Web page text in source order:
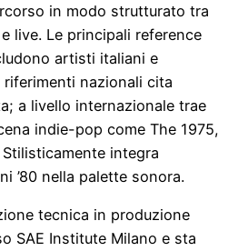
in modo strutturato tra
live. Le principali reference
artisti italiani e
nazionali cita
a livello internazionale trae
indie-pop come The 1975,
integra
’80 nella palette sonora.
tecnica in produzione
SAE Institute Milano e sta